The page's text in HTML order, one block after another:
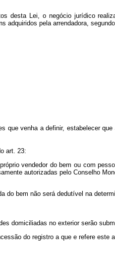
desta Lei, o negócio jurídico
adquiridos pela arrendadora,
que venha a definir, estabelecer
art. 23:
vendedor do bem ou com
autorizadas pelo Conselho
do bem não será dedutível na
domiciliadas no exterior serão
do registro a que e refere este